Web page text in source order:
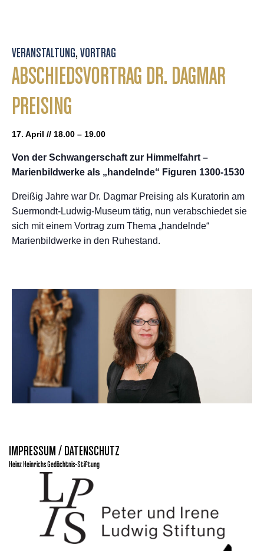
VERANSTALTUNG, VORTRAG
ABSCHIEDSVORTRAG DR. DAGMAR
PREISING
17. April // 18.00 – 19.00
Von der Schwangerschaft zur Himmelfahrt –
Marienbildwerke als „handelnde“ Figuren 1300-1530
Dreißig Jahre war Dr. Dagmar Preising als Kuratorin am
Suermondt-Ludwig-Museum tätig, nun verabschiedet sie
sich mit einem Vortrag zum Thema „handelnde“
Marienbildwerke in den Ruhestand.
IMPRESSUM / DATENSCHUTZ
Heinz Heinrichs Gedächtnis-Stiftung